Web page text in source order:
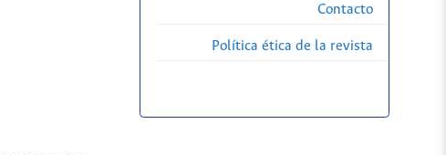
Contacto
Política ética de la revista